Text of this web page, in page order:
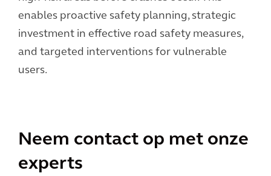
enables proactive safety planning, strategic
investment in effective road safety measures,
and targeted interventions for vulnerable
users.
Neem contact op met onze
experts